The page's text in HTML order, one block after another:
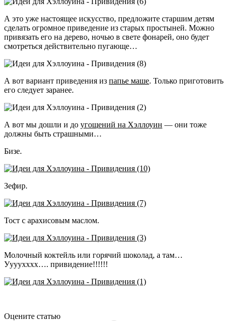
А это уже настоящее искусство, предложите старшим детям
сделать огромное приведение из старых простыней. Можно
привязать его на дерево, ночью в свете фонарей, оно будет
смотреться действительно пугающе…
А вот вариант приведения из папье маше. Только приготовить
его следует заранее.
А вот мы дошли и до угощений на Хэллоуин — они тоже
должны быть страшными…
Бизе.
Зефир.
Тост с арахисовым маслом.
Молочный коктейль или горячий шоколад, а там…
Уууухххх…. привидение!!!!!!
Оцените статью